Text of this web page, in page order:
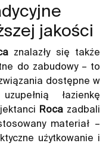
jakości
znalazły się także
do zabudowy – to
dostępne w
łazienkę
Roca zadbali
materiał –
użytkowanie i